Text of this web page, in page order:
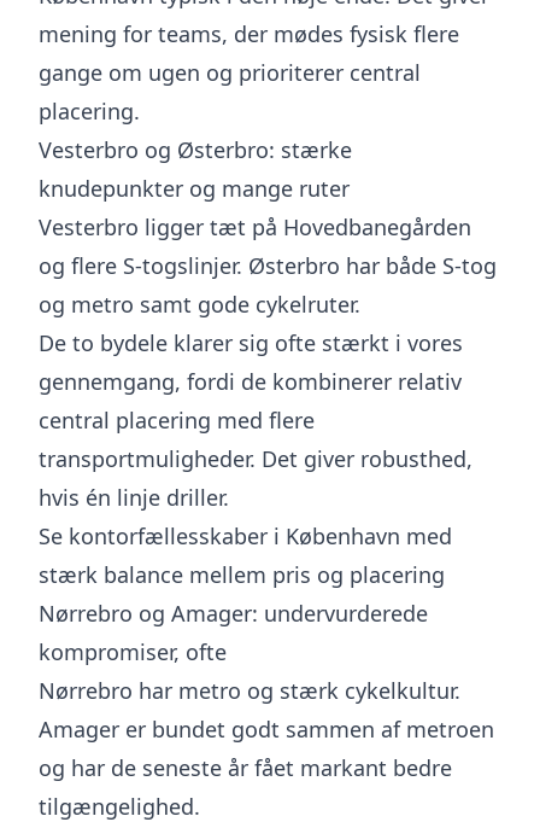
mening for teams, der mødes fysisk flere
gange om ugen og prioriterer central
placering.
Vesterbro og Østerbro: stærke
knudepunkter og mange ruter
Vesterbro ligger tæt på Hovedbanegården
og flere S-togslinjer. Østerbro har både S-tog
og metro samt gode cykelruter.
De to bydele klarer sig ofte stærkt i vores
gennemgang, fordi de kombinerer relativ
central placering med flere
transportmuligheder. Det giver robusthed,
hvis én linje driller.
Se kontorfællesskaber i København med
stærk balance mellem pris og placering
Nørrebro og Amager: undervurderede
kompromiser, ofte
Nørrebro har metro og stærk cykelkultur.
Amager er bundet godt sammen af metroen
og har de seneste år fået markant bedre
tilgængelighed.